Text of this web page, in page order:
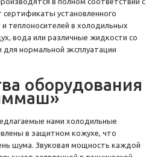
установленного
теплоносителей в холодильных
вода или различные жидкости со
нормальной эксплуатации
оборудования
нами холодильные
в защитном кожухе, что
шума. Звуковая мощность каждой